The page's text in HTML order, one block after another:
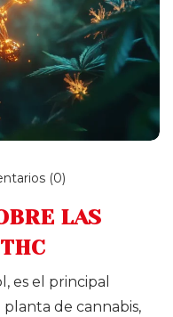
(0)
LAS
es el principal
de cannabis,